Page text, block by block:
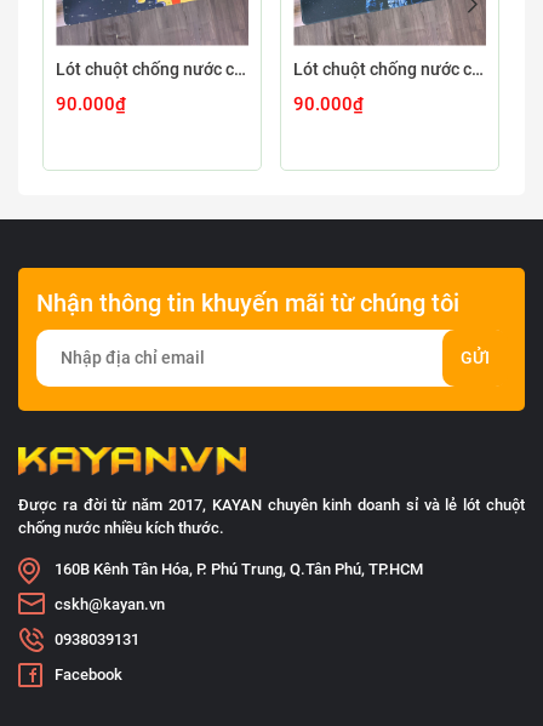
Lót chuột chống nước cỡ lớn 80x30cm dày 3mm ASTRO-03-80X30
90.000₫
Lót chuột chống nước cỡ lớn 80x30cm dày 3mm ASTRO-02-80X30
90.000₫
Nhận thông tin khuyến mãi từ chúng tôi
GỬI
Được ra đời từ năm 2017, KAYAN chuyên kinh doanh sỉ và lẻ lót chuột
chống nước nhiều kích thước.
160B Kênh Tân Hóa, P. Phú Trung, Q.Tân Phú, TP.HCM
cskh@kayan.vn
0938039131
Facebook